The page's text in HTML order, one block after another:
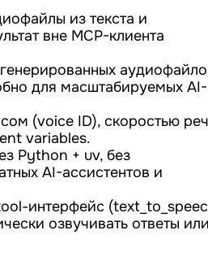
из текста и
вне MCP-клиента
для масштабируемых AI-
(voice ID), скоростью
variables.
Python + uv, без
AI-ассистентов и
интерфейс
озвучивать ответы или